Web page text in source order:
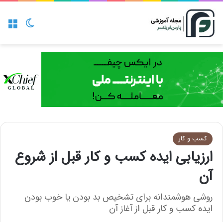
تغییر
کسب و کار
ارزیابی ایده کسب و کار قبل از شروع
آن
روشی هوشمندانه برای تشخیص بد بودن یا خوب بودن
ایده کسب و کار قبل از آغاز آن